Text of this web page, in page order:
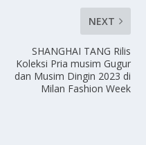
NEXT
SHANGHAI TANG Rilis
Koleksi Pria musim Gugur
dan Musim Dingin 2023 di
Milan Fashion Week